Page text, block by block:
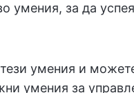
умения, за да
умения и
умения за